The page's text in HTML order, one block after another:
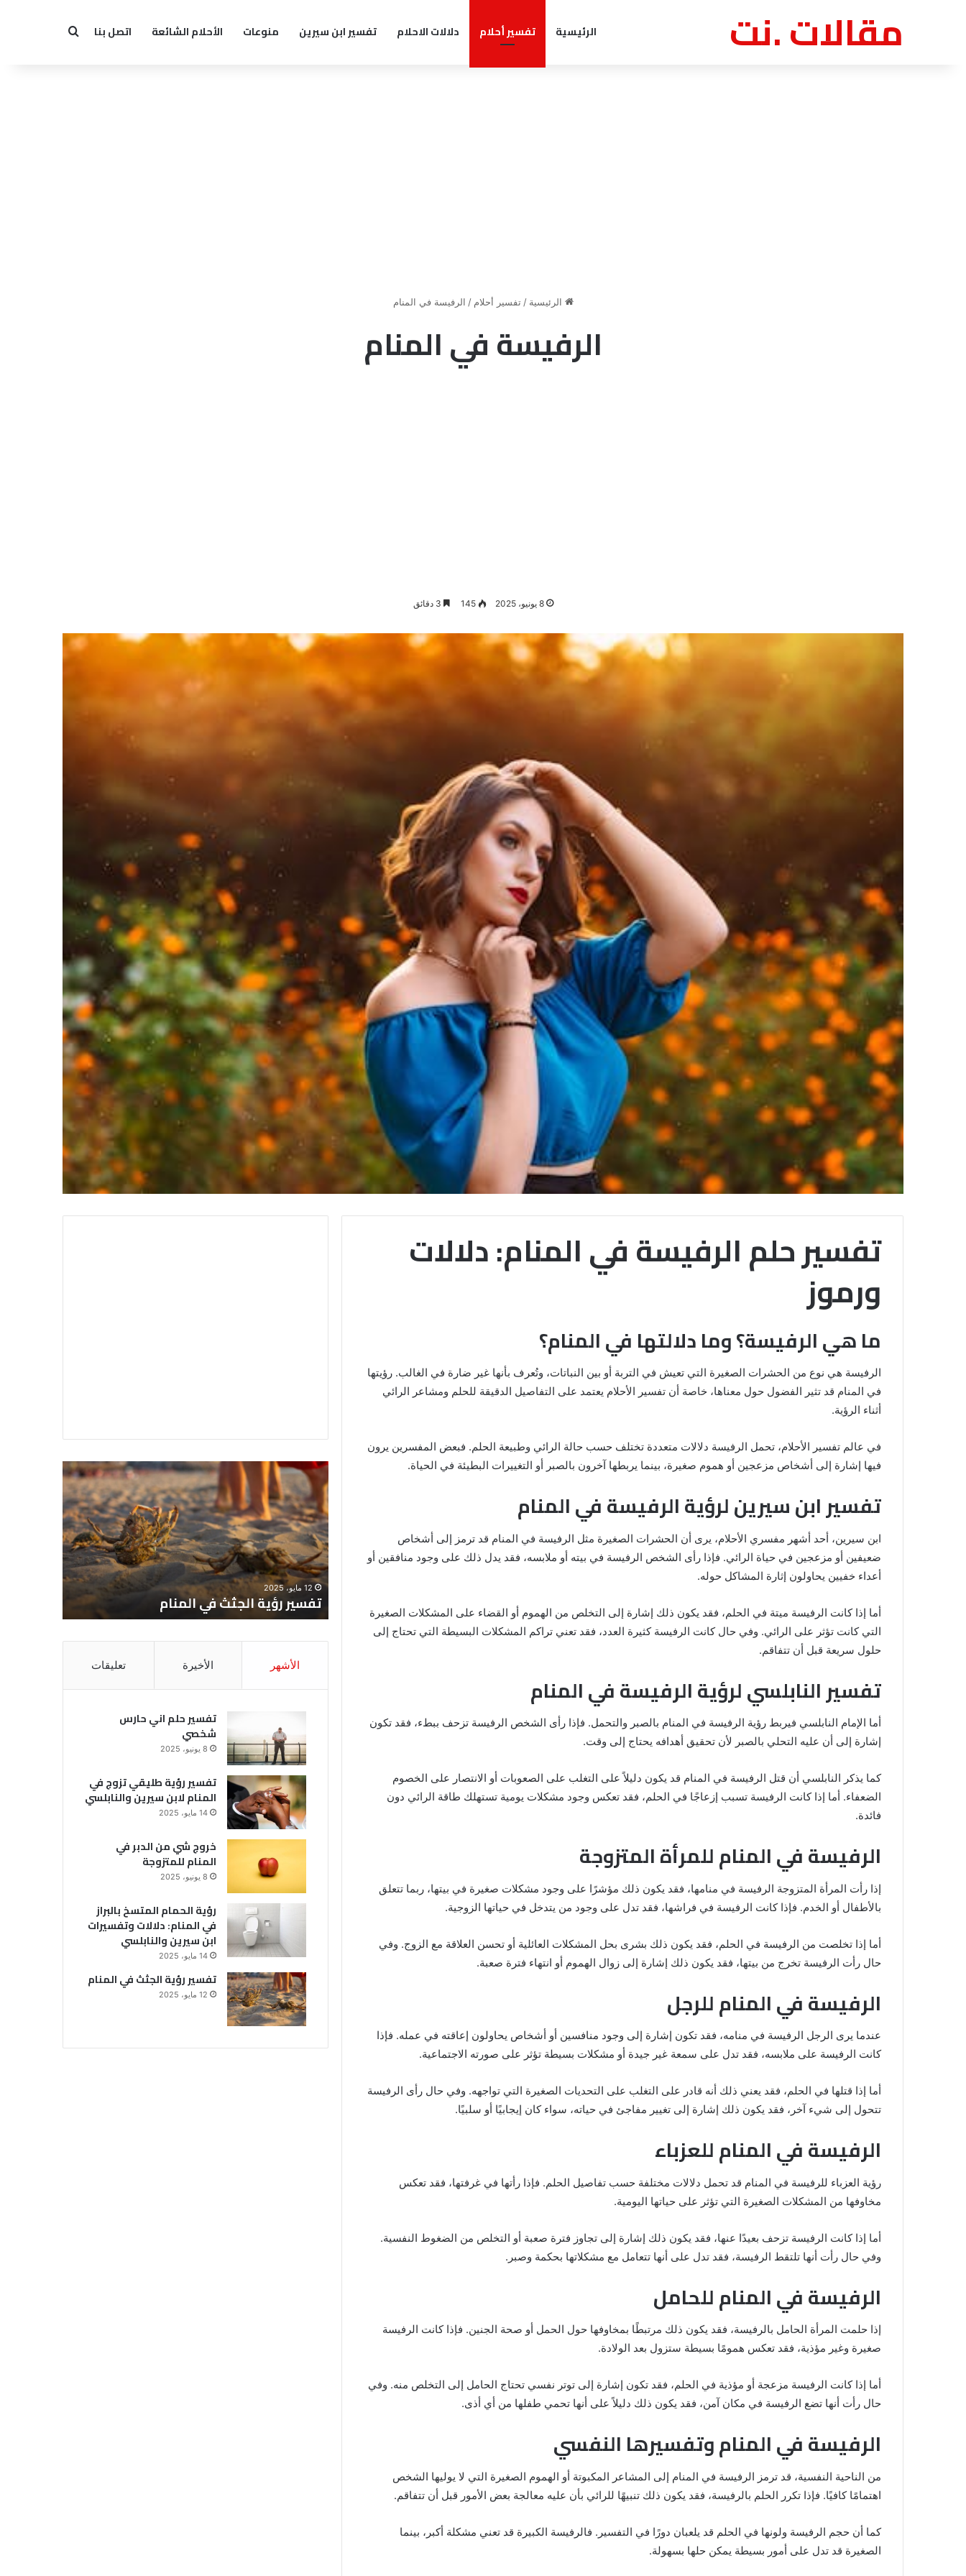
مقالات .نت الرئيسية تفسير أحلام دلالات الاحلام تفسير ابن سيرين منوعات الأحلام الشائعة اتصل بنا بحث عن
الرئيسية / تفسير أحلام / الرفيسة في المنام
الرفيسة في المنام
8 يونيو، 2025 145
تفسير حلم الرفيسة في المنام: دلالات
ورموز
ما هي الرفيسة؟ وما دلالتها في المنام؟
الرفيسة هي نوع من الحشرات الصغيرة التي تعيش في التربة أو بين النباتات، وتُعرف بأنها غير ضارة في الغالب. رؤيتها
في المنام قد تثير الفضول حول معناها، خاصة أن تفسير الأحلام يعتمد على التفاصيل الدقيقة للحلم ومشاعر الرائي
أثناء الرؤية.
في عالم تفسير الأحلام، تحمل الرفيسة دلالات متعددة تختلف حسب حالة الرائي وطبيعة الحلم. فبعض المفسرين يرون
فيها إشارة إلى أشخاص مزعجين أو هموم صغيرة، بينما يربطها آخرون بالصبر أو التغييرات البطيئة في الحياة.
تفسير ابن سيرين لرؤية الرفيسة في المنام
ابن سيرين، أحد أشهر مفسري الأحلام، يرى أن الحشرات الصغيرة مثل الرفيسة في المنام قد ترمز إلى أشخاص
ضعيفين أو مزعجين في حياة الرائي. فإذا رأى الشخص الرفيسة في بيته أو ملابسه، فقد يدل ذلك على وجود منافقين أو
أعداء خفيين يحاولون إثارة المشاكل حوله.
أما إذا كانت الرفيسة ميتة في الحلم، فقد يكون ذلك إشارة إلى التخلص من الهموم أو القضاء على المشكلات الصغيرة
التي كانت تؤثر على الرائي. وفي حال كانت الرفيسة كثيرة العدد، فقد تعني تراكم المشكلات البسيطة التي تحتاج إلى
حلول سريعة قبل أن تتفاقم.
تفسير النابلسي لرؤية الرفيسة في المنام
أما الإمام النابلسي فيربط رؤية الرفيسة في المنام بالصبر والتحمل. فإذا رأى الشخص الرفيسة تزحف ببطء، فقد تكون
إشارة إلى أن عليه التحلي بالصبر لأن تحقيق أهدافه يحتاج إلى وقت.
كما يذكر النابلسي أن قتل الرفيسة في المنام قد يكون دليلاً على التغلب على الصعوبات أو الانتصار على الخصوم
الضعفاء. أما إذا كانت الرفيسة تسبب إزعاجًا في الحلم، فقد تعكس وجود مشكلات يومية تستهلك طاقة الرائي دون
فائدة.
الرفيسة في المنام للمرأة المتزوجة
إذا رأت المرأة المتزوجة الرفيسة في منامها، فقد يكون ذلك مؤشرًا على وجود مشكلات صغيرة في بيتها، ربما تتعلق
بالأطفال أو الخدم. فإذا كانت الرفيسة في فراشها، فقد تدل على وجود من يتدخل في حياتها الزوجية.
أما إذا تخلصت من الرفيسة في الحلم، فقد يكون ذلك بشرى بحل المشكلات العائلية أو تحسن العلاقة مع الزوج. وفي
حال رأت الرفيسة تخرج من بيتها، فقد يكون ذلك إشارة إلى زوال الهموم أو انتهاء فترة صعبة.
الرفيسة في المنام للرجل
عندما يرى الرجل الرفيسة في منامه، فقد تكون إشارة إلى وجود منافسين أو أشخاص يحاولون إعاقته في عمله. فإذا
كانت الرفيسة على ملابسه، فقد تدل على سمعة غير جيدة أو مشكلات بسيطة تؤثر على صورته الاجتماعية.
أما إذا قتلها في الحلم، فقد يعني ذلك أنه قادر على التغلب على التحديات الصغيرة التي تواجهه. وفي حال رأى الرفيسة
تتحول إلى شيء آخر، فقد يكون ذلك إشارة إلى تغيير مفاجئ في حياته، سواء كان إيجابيًا أو سلبيًا.
الرفيسة في المنام للعزباء
رؤية العزباء للرفيسة في المنام قد تحمل دلالات مختلفة حسب تفاصيل الحلم. فإذا رأتها في غرفتها، فقد تعكس
مخاوفها من المشكلات الصغيرة التي تؤثر على حياتها اليومية.
أما إذا كانت الرفيسة تزحف بعيدًا عنها، فقد يكون ذلك إشارة إلى تجاوز فترة صعبة أو التخلص من الضغوط النفسية.
وفي حال رأت أنها تلتقط الرفيسة، فقد تدل على أنها تتعامل مع مشكلاتها بحكمة وصبر.
الرفيسة في المنام للحامل
إذا حلمت المرأة الحامل بالرفيسة، فقد يكون ذلك مرتبطًا بمخاوفها حول الحمل أو صحة الجنين. فإذا كانت الرفيسة
صغيرة وغير مؤذية، فقد تعكس همومًا بسيطة ستزول بعد الولادة.
أما إذا كانت الرفيسة مزعجة أو مؤذية في الحلم، فقد تكون إشارة إلى توتر نفسي تحتاج الحامل إلى التخلص منه. وفي
حال رأت أنها تضع الرفيسة في مكان آمن، فقد يكون ذلك دليلاً على أنها تحمي طفلها من أي أذى.
الرفيسة في المنام وتفسيرها النفسي
من الناحية النفسية، قد ترمز الرفيسة في المنام إلى المشاعر المكبوتة أو الهموم الصغيرة التي لا يوليها الشخص
اهتمامًا كافيًا. فإذا تكرر الحلم بالرفيسة، فقد يكون ذلك تنبيهًا للرائي بأن عليه معالجة بعض الأمور قبل أن تتفاقم.
كما أن حجم الرفيسة ولونها في الحلم قد يلعبان دورًا في التفسير. فالرفيسة الكبيرة قد تعني مشكلة أكبر، بينما
الصغيرة قد تدل على أمور بسيطة يمكن حلها بسهولة.
خروج
الدبر
المنام
للمتزوجة
خروج شي من الدبر في المنام للمتزوجة
رؤية
المتسخ
بالبراز
المنام:
دلالات
والنابلسي
دلالات وتفسيرات ابن سيرين والنابلسي
تفسير
رؤية
الجثث
في
المنام
12 مايو، 2025
تفسير رؤية الجثث في المنام
تفسير
اني
حارس
شخصي
الأشهر الأخيرة تعليقات
تفسير حلم اني حارس
شخصي
8 يونيو، 2025
تفسير رؤية طليقي تزوج في
المنام لابن سيرين والنابلسي
14 مايو، 2025
خروج شي من الدبر في
المنام للمتزوجة
8 يونيو، 2025
رؤية الحمام المتسخ بالبراز
في المنام: دلالات وتفسيرات
ابن سيرين والنابلسي
14 مايو، 2025
تفسير رؤية الجثث في المنام
12 مايو، 2025